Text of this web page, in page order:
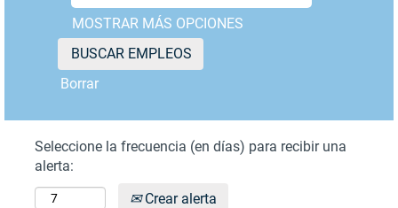
MOSTRAR MÁS OPCIONES
Borrar
Seleccione la frecuencia (en días) para recibir una
alerta:
Crear alerta